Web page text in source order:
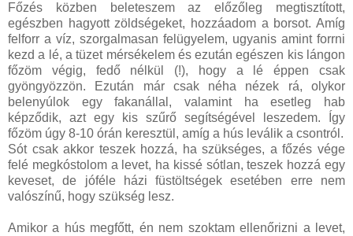
Főzés közben beleteszem az előzőleg megtisztított,
egészben hagyott zöldségeket, hozzáadom a borsot. Amíg
felforr a víz, szorgalmasan felügyelem, ugyanis amint forrni
kezd a lé, a tüzet mérsékelem és ezután egészen kis lángon
főzöm végig, fedő nélkül (!), hogy a lé éppen csak
gyöngyözzön. Ezután már csak néha nézek rá, olykor
belenyúlok egy fakanállal, valamint ha esetleg hab
képződik, azt egy kis szűrő segítségével leszedem. Így
főzöm úgy 8-10 órán keresztül, amíg a hús leválik a csontról.
Sót csak akkor teszek hozzá, ha szükséges, a főzés vége
felé megkóstolom a levet, ha kissé sótlan, teszek hozzá egy
keveset, de jóféle házi füstöltségek esetében erre nem
valószínű, hogy szükség lesz.
Amikor a hús megfőtt, én nem szoktam ellenőrizni a levet,